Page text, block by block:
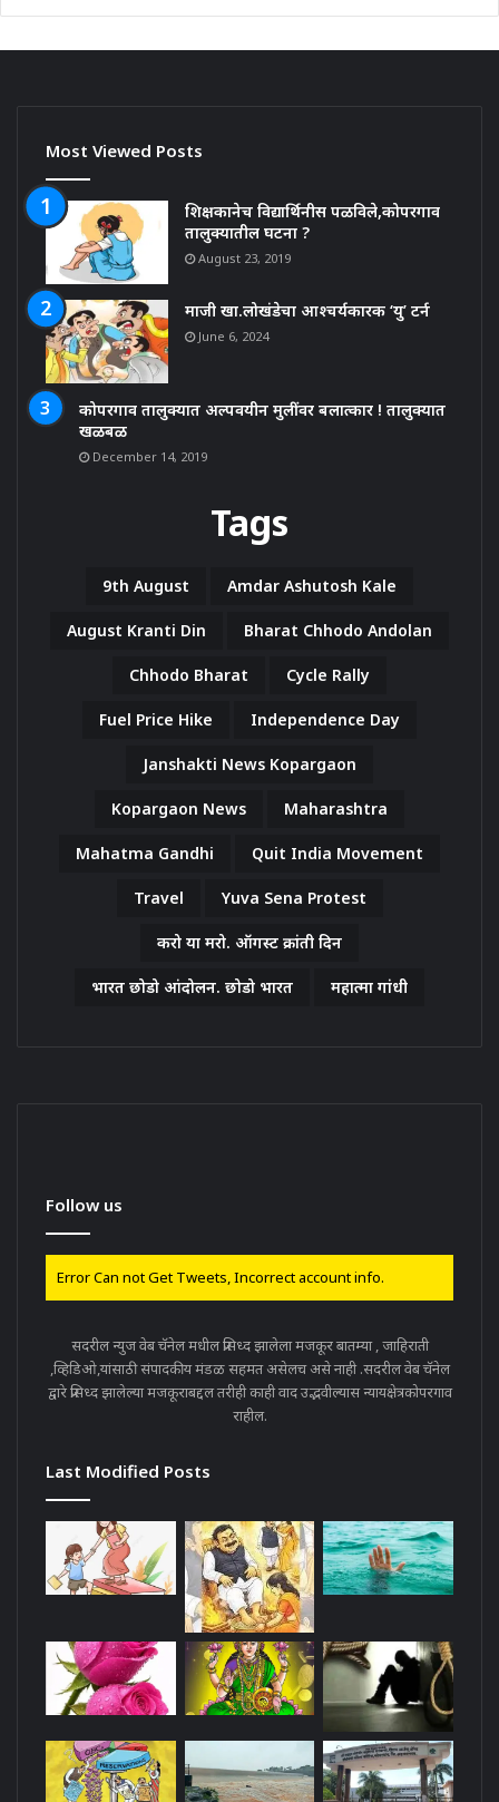
Most Viewed Posts
शिक्षकानेच विद्यार्थिनीस पळविले,कोपरगाव
तालुक्यातील घटना ?
August 23, 2019
माजी खा.लोखंडेचा आश्चर्यकारक ‘यु’ टर्न
June 6, 2024
कोपरगाव तालुक्यात अल्पवयीन मुलींवर बलात्कार ! तालुक्यात
खळबळ
December 14, 2019
Tags
9th August Amdar Ashutosh Kale
August Kranti Din Bharat Chhodo Andolan
Chhodo Bharat Cycle Rally
Fuel Price Hike Independence Day
Janshakti News Kopargaon
Kopargaon News Maharashtra
Mahatma Gandhi Quit India Movement
Travel Yuva Sena Protest
करो या मरो. ऑगस्ट क्रांती दिन
भारत छोडो आंदोलन. छोडो भारत महात्मा गांधी
Follow us
Error Can not Get Tweets, Incorrect account info.
सदरील न्युज वेब चॅनेल मधील प्रसिध्द झालेला मजकूर बातम्या , जाहिराती
,व्हिडिओ,यांसाठी संपादकीय मंडळ सहमत असेलच असे नाही .सदरील वेब चॅनेल
द्वारे प्रसिध्द झालेल्या मजकूराबद्दल तरीही काही वाद उद्भवील्यास न्यायक्षेत्रकोपरगाव
राहील.
Last Modified Posts